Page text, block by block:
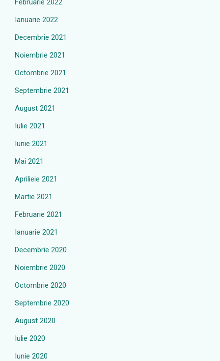
Februarie 2022
Ianuarie 2022
Decembrie 2021
Noiembrie 2021
Octombrie 2021
Septembrie 2021
August 2021
Iulie 2021
Iunie 2021
Mai 2021
Aprilieie 2021
Martie 2021
Februarie 2021
Ianuarie 2021
Decembrie 2020
Noiembrie 2020
Octombrie 2020
Septembrie 2020
August 2020
Iulie 2020
Iunie 2020